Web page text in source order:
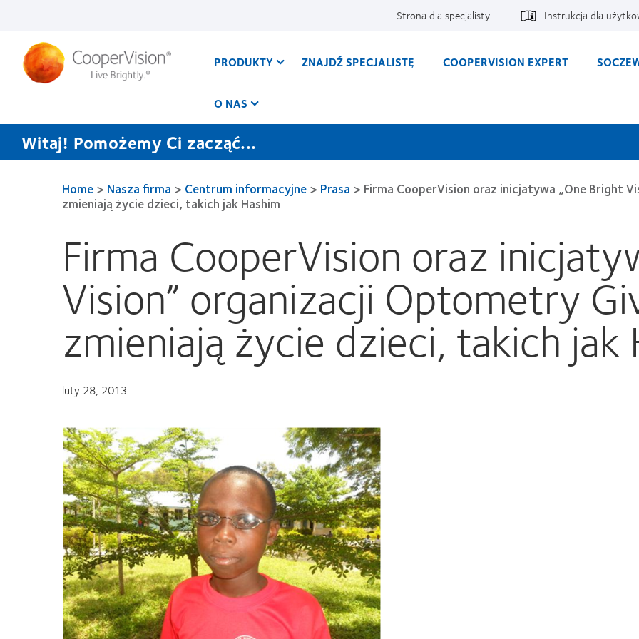
Strona dla specjalisty Instrukcja dla
PRODUKTY ZNAJDŹ SPECJALISTĘ COOPERVISION EXPERT
O NAS
Witaj! Pomożemy Ci zacząć...
Home> Nasza firma > Centrum informacyjne> Prasa > Firma CooperVision oraz inicjatywa „One Bright
zmieniają życie dzieci, takich jak Hashim
Firma CooperVision oraz
Vision” organizacji Optometry
zmieniają życie dzieci, takich jak
luty 28, 2013